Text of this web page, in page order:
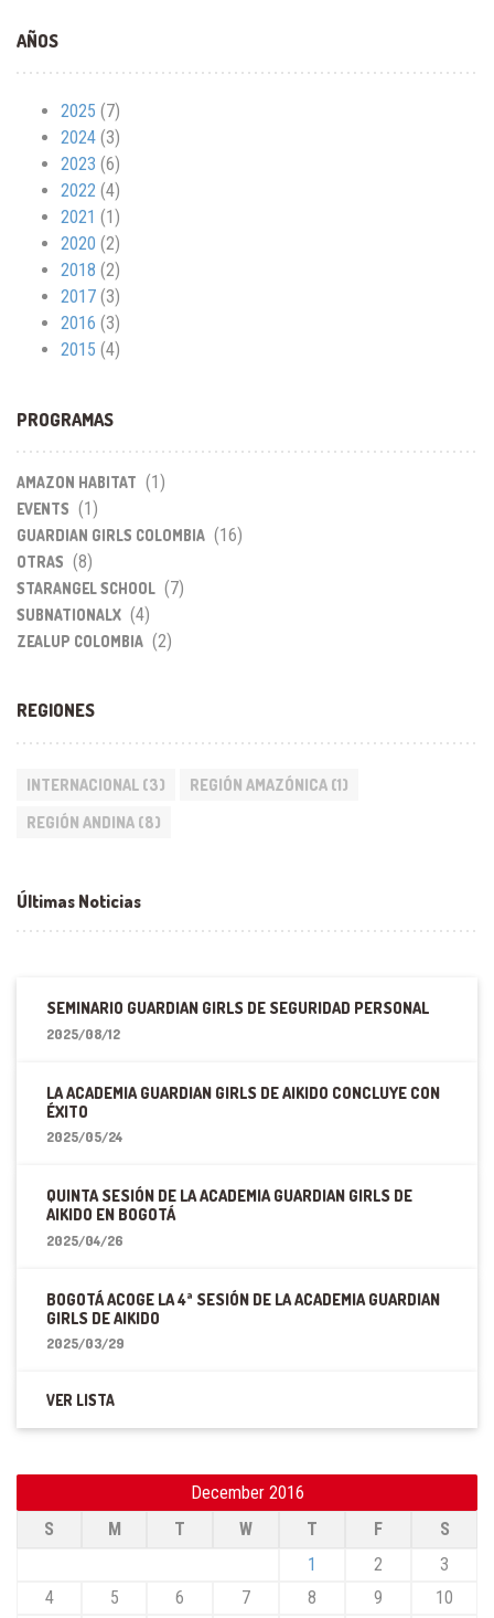
AÑOS
2025 (7)
2024 (3)
2023 (6)
2022 (4)
2021 (1)
2020 (2)
2018 (2)
2017 (3)
2016 (3)
2015 (4)
PROGRAMAS
AMAZON HABITAT (1)
EVENTS (1)
GUARDIAN GIRLS COLOMBIA (16)
OTRAS (8)
STARANGEL SCHOOL (7)
SUBNATIONALX (4)
ZEALUP COLOMBIA (2)
REGIONES
INTERNACIONAL(3) REGIÓN AMAZÓNICA(1)
REGIÓN ANDINA(8)
Últimas Noticias
SEMINARIO GUARDIAN GIRLS DE SEGURIDAD PERSONAL
2025/08/12
LA ACADEMIA GUARDIAN GIRLS DE AIKIDO CONCLUYE CON
ÉXITO
2025/05/24
QUINTA SESIÓN DE LA ACADEMIA GUARDIAN GIRLS DE
AIKIDO EN BOGOTÁ
2025/04/26
BOGOTÁ ACOGE LA 4ª SESIÓN DE LA ACADEMIA GUARDIAN
GIRLS DE AIKIDO
2025/03/29
VER LISTA
December 2016
S
M T W T F
S
1
2
3
4
5 6 7 8 9 10